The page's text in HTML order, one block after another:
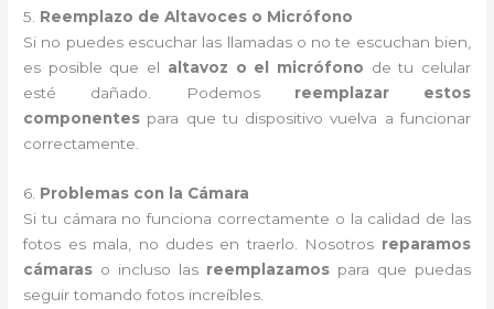
5. Reemplazo de Altavoces o Micrófono
Si no puedes escuchar las llamadas o no te escuchan bien,
es posible que el altavoz o el micrófono de tu celular
esté dañado. Podemos reemplazar estos
componentes para que tu dispositivo vuelva a funcionar
correctamente.
6. Problemas con la Cámara
Si tu cámara no funciona correctamente o la calidad de las
fotos es mala, no dudes en traerlo. Nosotros reparamos
cámaras o incluso las reemplazamos para que puedas
seguir tomando fotos increíbles.